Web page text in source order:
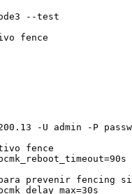
--test
fence
-U admin -P
fence
prevenir fencing